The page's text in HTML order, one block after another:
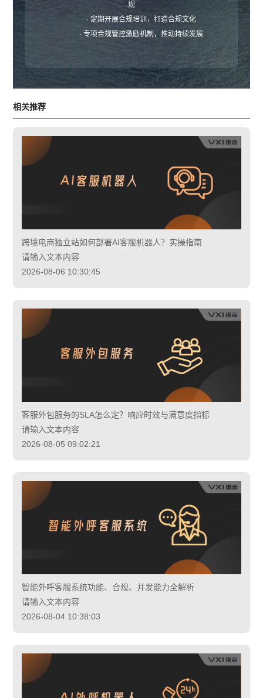
规
· 定期开展合规培训，打造合规文化
· 专项合规管控激励机制，推动持续发展
相关推荐
跨境电商独立站如何部署AI客服机器人？实操指南
请输入文本内容
2026-08-06 10:30:45
客服外包服务的SLA怎么定？响应时效与满意度指标
请输入文本内容
2026-08-05 09:02:21
智能外呼客服系统功能、合规、并发能力全解析
请输入文本内容
2026-08-04 10:38:03